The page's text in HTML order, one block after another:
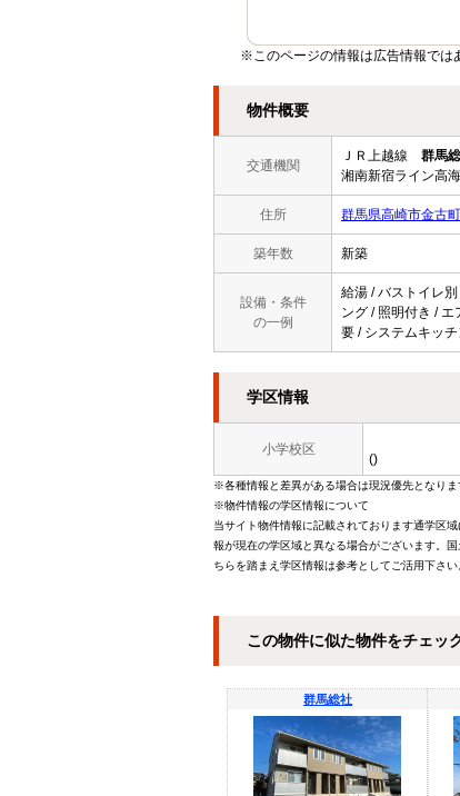
※このページの情報は広告情報では
物件概要
交通機関
ＪＲ上越線 群馬
湘南新宿ライン
住所 群馬県高崎市金古町
築年数 新築
設備・条件
の一例
給湯 / バストイレ
ング / 照明付き /
要 / システムキッ
学区情報
小学校区
()
※各種情報と差異がある場合は現況優先となりま
※物件情報の学区情報について
当サイト物件情報に記載されております通学区
報が現在の学区域と異なる場合がございます。
ちらを踏まえ学区情報は参考としてご活用下さい
この物件に似た物件をチェッ
群馬総社